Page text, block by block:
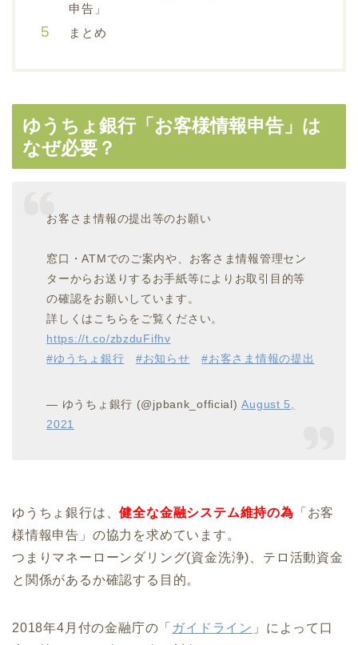
申告」
まとめ
ゆうちょ銀行「お客様情報申告」は
なぜ必要？
お客さま情報の提出等のお願い
窓口・ATMでのご案内や、お客さま情報管理セン
ターからお送りするお手紙等によりお取引目的等
の確認をお願いしています。
詳しくはこちらをご覧ください。
https://t.co/zbzduFifhv
#ゆうちょ銀行
#お知らせ #お客さま情報の提出
— ゆうちょ銀行 (@jpbank_official)August 5,
2021
ゆうちょ銀行は、健全な金融システム維持の為 「お客
様情報申告」の協力を求めています。
つまりマネーローンダリング(資金洗浄)、テロ活動資金
と関係があるか確認する目的。
2018年4月付の金融庁の「 ガイドライン 」によって口